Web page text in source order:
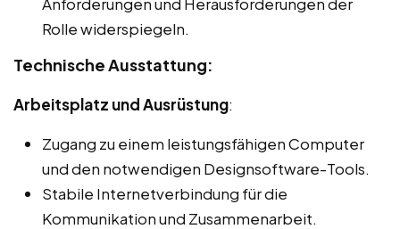
Rolle widerspiegeln.
Technische Ausstattung:
Arbeitsplatz und Ausrüstung:
Zugang zu einem leistungsfähigen Computer
und den notwendigen Designsoftware-Tools.
Stabile Internetverbindung für die
Kommunikation und Zusammenarbeit.